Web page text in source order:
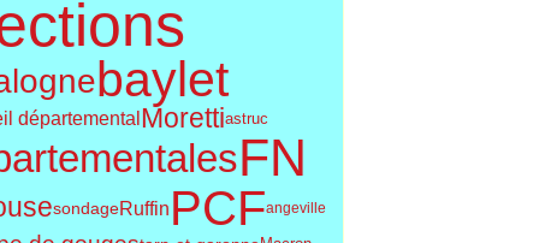
baylet
départemental Morettiastruc
FN
sondageRuffin PCFangeville